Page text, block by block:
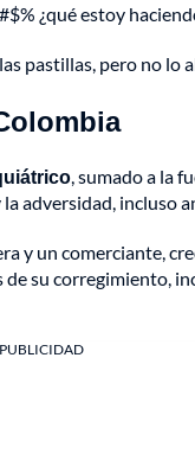
¿qué estoy
pastillas, pero no lo
, sumado a la
adversidad, incluso
y un comerciante,
su corregimiento,
PUBLICIDAD